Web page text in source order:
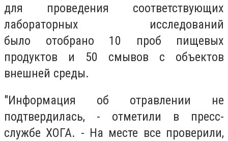
для проведения соответствующих
лабораторных исследований
было отобрано 10 проб пищевых
продуктов и 50 смывов с объектов
внешней среды.
"Информация об отравлении не
подтвердилась, - отметили в пресс-
службе ХОГА. - На месте все проверили,